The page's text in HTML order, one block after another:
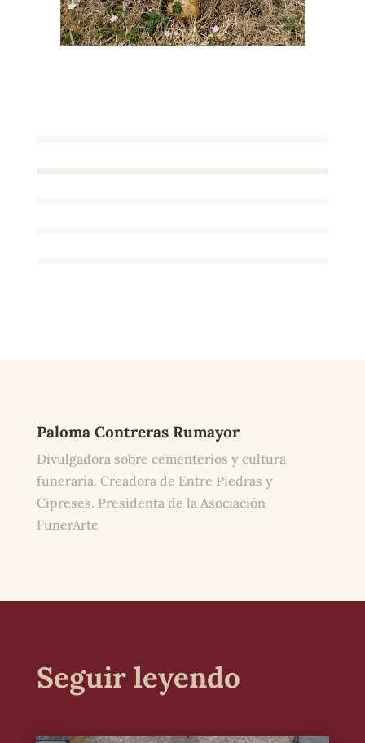
Paloma Contreras Rumayor
Divulgadora sobre cementerios y cultura
funeraria. Creadora de Entre Piedras y
Cipreses. Presidenta de la Asociación
FunerArte
Seguir leyendo